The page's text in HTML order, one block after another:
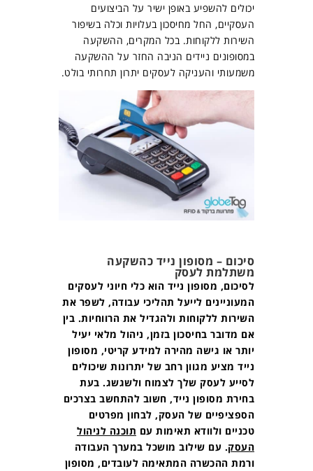
יכולים להשפיע באופן ישיר על הביצועים
העסקיים, החל מחיסכון בעלויות וכלה בשיפור
השירות ללקוחות. בכל המקרים, ההשקעה
במסופונים ניידים הניבה החזר על ההשקעה
משמעותי והעניקה לעסקים יתרון תחרותי בולט.
סיכום – מסופון נייד כהשקעה
משתלמת לעסק
לסיכום, מסופון נייד הוא כלי חיוני לעסקים
המעוניינים לייעל תהליכי עבודה, לשפר את
השירות ללקוחות ולהגדיל את הרווחיות. בין
אם מדובר בחיסכון בזמן, ניהול מלאי יעיל
יותר או גישה מהירה למידע קריטי, מסופון
נייד מציע מגוון רחב של יתרונות שיכולים
לסייע לעסק שלך לצמוח ולשגשג. בעת
בחירת מסופון נייד, חשוב להתחשב בצרכים
הספציפיים של העסק, לבחון מפרטים
טכניים ולוודא תאימות עם תוכנה לניהול
העסק. עם שילוב מושכל במערך העבודה
ורמת ההכשרה המתאימה לעובדים, מסופון